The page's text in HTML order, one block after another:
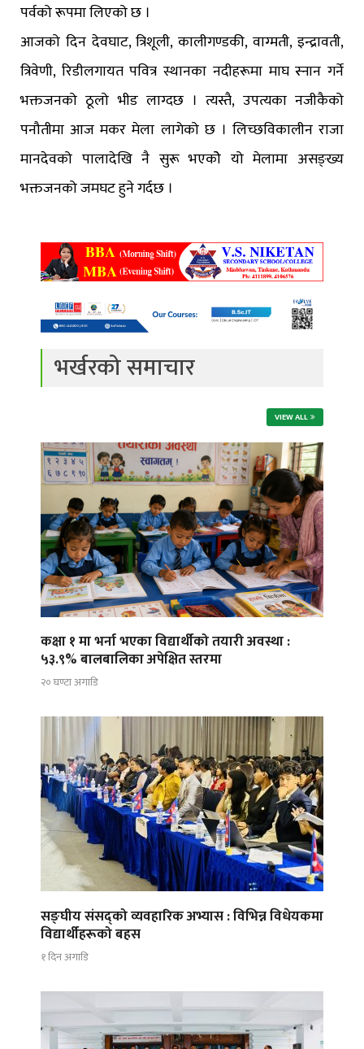
पर्वको रूपमा लिएको छ ।
आजको दिन देवघाट, त्रिशूली, कालीगण्डकी, वाग्मती, इन्द्रावती,
त्रिवेणी, रिडीलगायत पवित्र स्थानका नदीहरूमा माघ स्नान गर्ने
भक्तजनको ठूलो भीड लाग्दछ । त्यस्तै, उपत्यका नजीकैको
पनौतीमा आज मकर मेला लागेको छ । लिच्छविकालीन राजा
मानदेवको पालादेखि नै सुरू भएकोे यो मेलामा असङ्ख्य
भक्तजनको जमघट हुने गर्दछ ।
भर्खरको समाचार
VIEW ALL
कक्षा १ मा भर्ना भएका विद्यार्थीको तयारी अवस्था :
५३.९% बालबालिका अपेक्षित स्तरमा
२० घण्टा अगाडि
सङ्घीय संसद्को व्यवहारिक अभ्यास : विभिन्न विधेयकमा
विद्यार्थीहरूको बहस
१ दिन अगाडि